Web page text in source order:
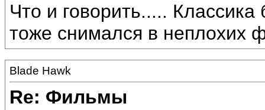
Что и говорить.....
тоже снимался в неплохих
Blade Hawk
Re: Фильмы